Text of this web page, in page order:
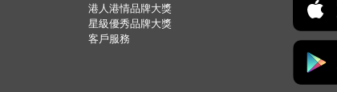
港人港情品牌大獎
星級優秀品牌大獎
客戶服務